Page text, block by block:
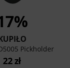
Pickholder
22 zł